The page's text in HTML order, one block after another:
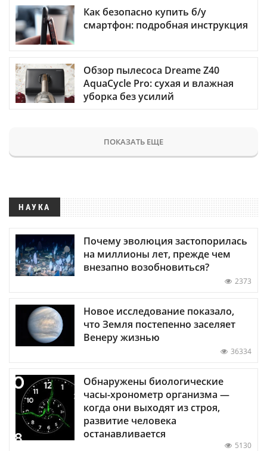
Как безопасно купить б/у
смартфон: подробная инструкция
Обзор пылесоса Dreame Z40
AquaCycle Pro: сухая и влажная
уборка без усилий
ПОКАЗАТЬ ЕЩЕ
НАУКА
Почему эволюция застопорилась
на миллионы лет, прежде чем
внезапно возобновиться?
2373
Новое исследование показало,
что Земля постепенно заселяет
Венеру жизнью
36334
Обнаружены биологические
часы-хронометр организма —
когда они выходят из строя,
развитие человека
останавливается
5130